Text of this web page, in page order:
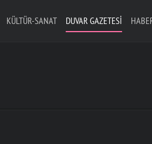
KÜLTÜR-SANAT DUVAR GAZETESI